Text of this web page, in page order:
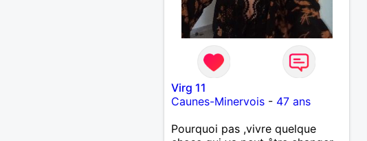
Virg 11
Caunes-Minervois- 47 ans
Pourquoi pas ,vivre quelque